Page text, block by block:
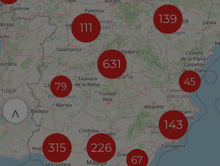
111
79
631
226
315
139
67
45
143
^